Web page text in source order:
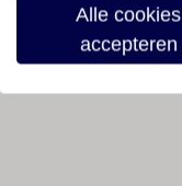
Alle cookies
accepteren